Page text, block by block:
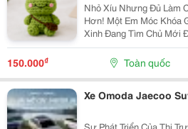
Nhỏ Xíu Nhưng Đủ Làm
Hơn! Một Em Móc Khóa Gấu Bông Mềm Mềm, Xinh
Xinh Đang Tìm Chủ Mới Đây Chỉ Cần Treo Lên
Xách Hay Chìa Khóa Là
Một Điểm Nhấn Cực
150.000₫ Toàn quốc
Xe Omoda Jaecoo
Sự Phát Triển Của Thị